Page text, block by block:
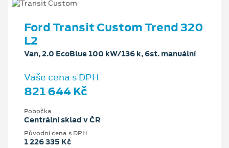
Ford Transit Custom Trend 320
L2
Van, 2.0 EcoBlue 100 kW/136 k, 6st. manuální
Vaše cena s DPH
821 644 Kč
Pobočka
Centrální sklad v ČR
Původní cena s DPH
1 226 335 Kč